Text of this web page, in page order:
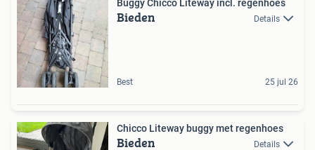
Buggy Chicco Liteway incl. regenhoes
Bieden Details
Best 25 jul 26
Chicco Liteway buggy met regenhoes
Bieden Details